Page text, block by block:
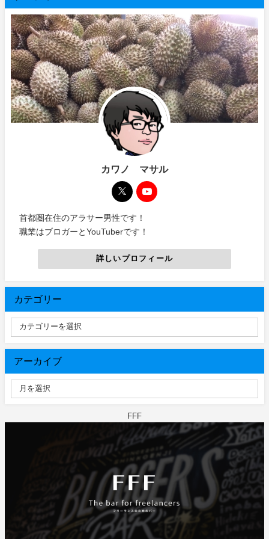
カワノ マサル
首都圏在住のアラサー男性です！
職業はブロガーとYouTuberです！
詳しいプロフィール
カテゴリー
アーカイブ
FFF